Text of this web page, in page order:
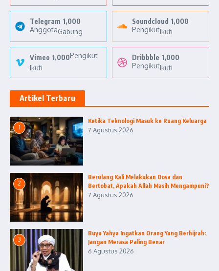
Telegram 1,000
AnggotaGabung
Soundcloud 1,000
PengikutIkuti
Vimeo 1,000Pengikut
Ikuti
Dribbble 1,000
PengikutIkuti
Artikel Terbaru
1
Ketika Teknologi Masuk ke Ruang Keluarga
7 Agustus 2026
2
Berulang Kali Melakukan Dosa dan
Bertobat, Apakah Allah Masih Mengampuni?
7 Agustus 2026
3
Buya Yahya Ingatkan Orang Yang Berhijrah:
Jangan Merasa Paling Benar
6 Agustus 2026